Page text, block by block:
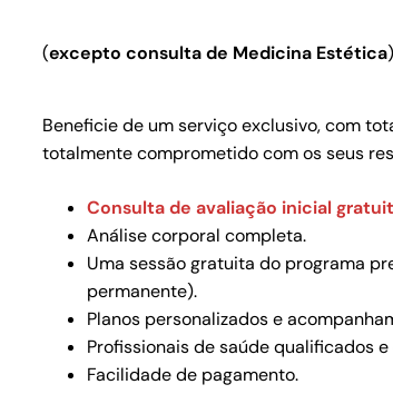
(excepto consulta de Medicina Estética)
Beneficie de um serviço exclusivo, com
totalmente comprometido com os seus
Consulta de avaliação inicial
Análise corporal completa.
Uma sessão gratuita do programa
permanente).
Planos personalizados e
Profissionais de saúde qualificados
Facilidade de pagamento.